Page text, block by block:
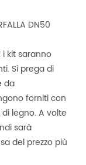
DN50
i kit saranno
Si prega di
da
forniti con
legno. A volte
sarà
del prezzo più